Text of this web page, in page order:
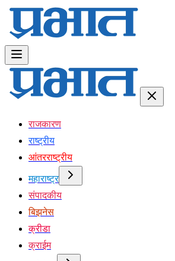
राजकारण
राष्ट्रीय
आंतरराष्ट्रीय
महाराष्ट्र
संपादकीय
बिझनेस
क्रीडा
क्राईम